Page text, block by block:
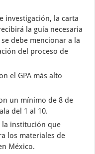
investigación, la carta
la guía necesaria
debe mencionar a la
del proceso de
el GPA más alto
un mínimo de 8 de
del 1 al 10.
la institución que
los materiales de
México.